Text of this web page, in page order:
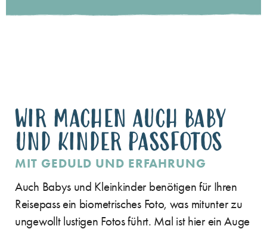
WIR MACHEN AUCH BABY
UND KINDER PASSFOTOS
MIT GEDULD UND ERFAHRUNG
Auch Babys und Kleinkinder benötigen für Ihren
Reisepass ein biometrisches Foto, was mitunter zu
ungewollt lustigen Fotos führt. Mal ist hier ein Auge